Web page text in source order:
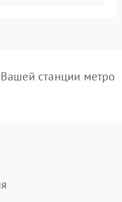
станции метро